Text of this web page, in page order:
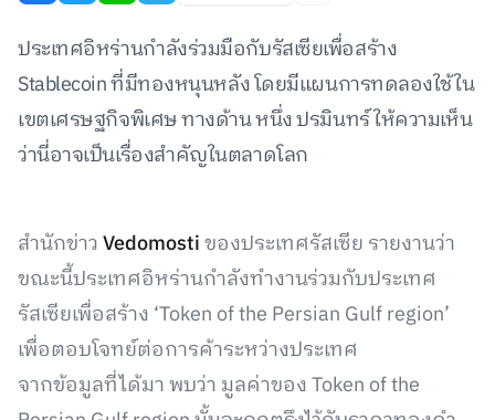
ประเทศอิหร่านกำลังร่วมมือกับรัสเซียเพื่อสร้าง
Stablecoin ที่มีทองหนุนหลัง โดยมีแผนการทดลองใช้ใน
เขตเศรษฐกิจพิเศษ ทางด้าน หนึ่ง ปรมินทร์ ให้ความเห็น
ว่านี่อาจเป็นเรื่องสำคัญในตลาดโลก
สำนักข่าวVedomostiของประเทศรัสเซีย รายงานว่า
ขณะนี้ประเทศอิหร่านกำลังทำงานร่วมกับประเทศ
รัสเซียเพื่อสร้าง ‘Token of the Persian Gulf region’
เพื่อตอบโจทย์ต่อการค้าระหว่างประเทศ
จากข้อมูลที่ได้มา พบว่า มูลค่าของ Token of the